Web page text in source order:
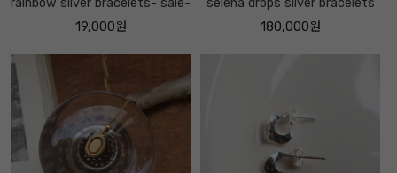
rainbow silver bracelets- sale-
19,000원
selena drops silver bracelets
180,000원